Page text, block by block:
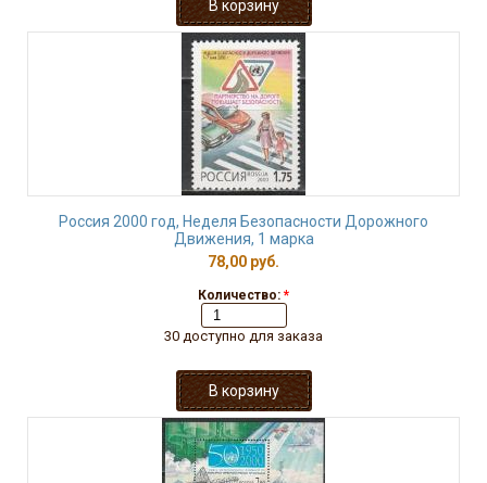
Россия 2000 год, Неделя Безопасности Дорожного
Движения, 1 марка
78,00 руб.
Количество: *
30 доступно для заказа